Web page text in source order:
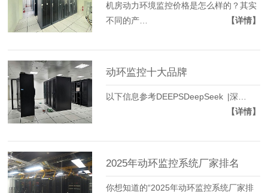
机房动力环境监控价格是怎么样的？其实
不同的产…
【详情】
动环监控十大品牌
以下信息参考DEEPSDeepSeek |深…
【详情】
2025年动环监控系统厂家排名
你想知道的“2025年动环监控系统厂家排